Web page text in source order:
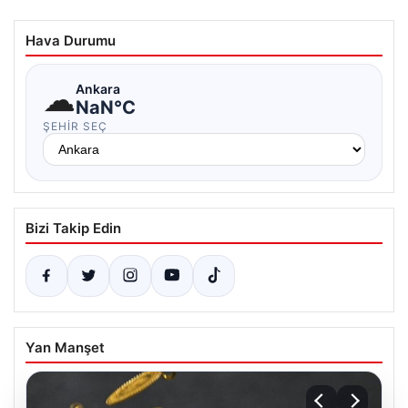
Hava Durumu
☁Ankara
NaN°C
ŞEHIR SEÇ
Bizi Takip Edin
Yan Manşet